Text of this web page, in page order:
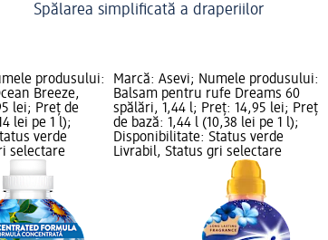
Spălarea simplificată a draperiilor
produsului:
Breeze,
lei; Preț de
lei pe 1 l);
verde
selectare
Marcă: Asevi; Numele produsului:
Balsam pentru rufe Dreams 60
spălări, 1,44 l; Preț: 14,95 lei; Preț
de bază: 1,44 l (10,38 lei pe 1 l);
Disponibilitate: Status verde
Livrabil, Status gri selectare